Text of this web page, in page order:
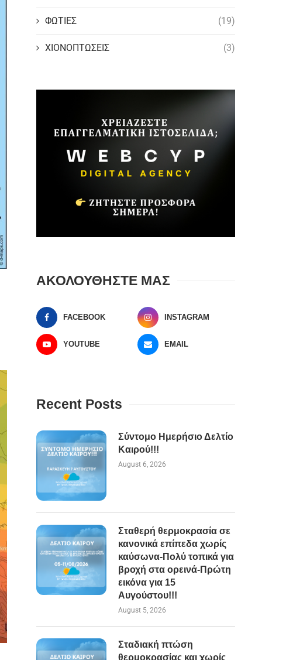
ΦΩΤΙΕΣ (19)
ΧΙΟΝΟΠΤΩΣΕΙΣ (3)
ΑΚΟΛΟΥΘΗΣΤΕ ΜΑΣ
FACEBOOK INSTAGRAM
YOUTUBE EMAIL
Recent Posts
Σύντομο Ημερήσιο Δελτίο
Καιρού!!!
August 6, 2026
Σταθερή θερμοκρασία σε
κανονικά επίπεδα χωρίς
καύσωνα-Πολύ τοπικά για
βροχή στα ορεινά-Πρώτη
εικόνα για 15
Αυγούστου!!!
August 5, 2026
Σταδιακή πτώση
θερμοκρασίας και χωρίς